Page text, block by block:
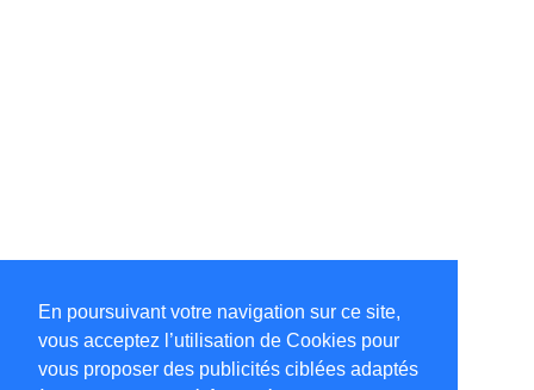
En poursuivant votre navigation sur ce site,
vous acceptez l’utilisation de Cookies pour
vous proposer des publicités ciblées adaptés